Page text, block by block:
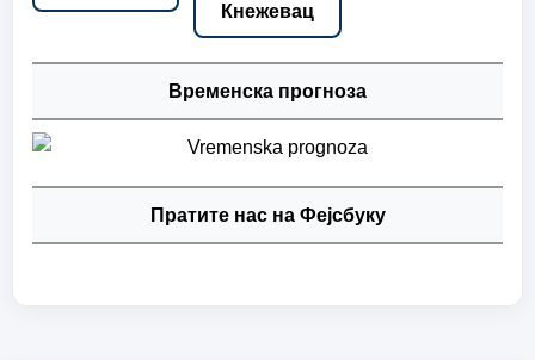
Кнежевац
Временска прогноза
Пратите нас на Фејсбуку